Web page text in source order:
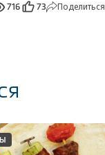
716 73 Поделиться